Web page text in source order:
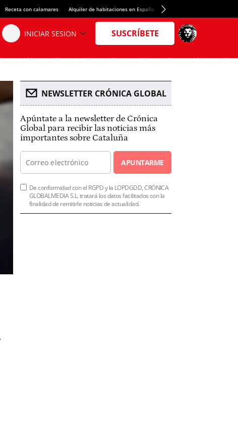
Receta con calamares Alquiler de habitaciones en España Crédito del Spotify Camp Nou
NEWSLETTER CRÓNICA GLOBAL
Apúntate a la newsletter de Crónica
Global para recibir las noticias más
importantes sobre Cataluña
APUNTARME
De conformidad con el RGPD y la LOPDGDD, CRÓNICA
GLOBALMEDIA S.L. tratará los datos facilitados con la
finalidad de remitirle noticias de actualidad.